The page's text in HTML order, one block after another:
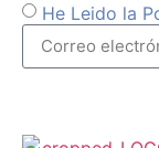
He Leido la